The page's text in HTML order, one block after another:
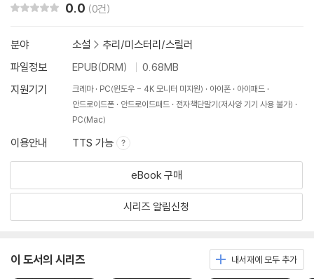
0.0 (0건)
분야 소설 > 추리/미스터리/스릴러
파일정보
EPUB(DRM)
0.68MB
지원기기
크레마 PC(윈도우 - 4K 모니터 미지원) 아이폰
아이패드
안드로이드폰
안드로이드패드
전자책단말기(저사양 기기 사용 불가)
PC(Mac)
이용안내 TTS 가능
eBook 구매
시리즈 알림신청
이 도서의 시리즈 내서재에 모두 추가